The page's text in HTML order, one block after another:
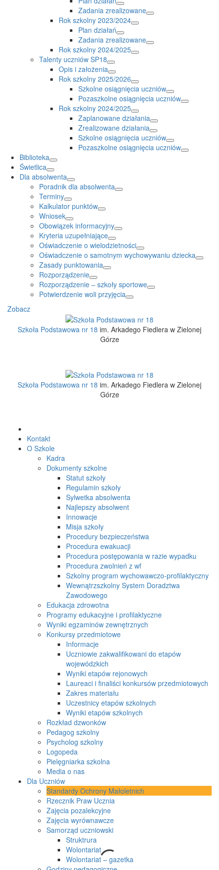
Zadania zrealizowane
Rok szkolny 2023/2024
Plan działań
Zadania zrealizowane
Rok szkolny 2024/2025
Talenty uczniów SP18
Opis i założenia
Rok szkolny 2025/2026
Szkolne osiągnięcia uczniów
Pozaszkolne osiągnięcia uczniów
Rok szkolny 2024/2025
Zaplanowane działania
Zrealizowane działania
Szkolne osiągnięcia uczniów
Pozaszkolne osiągnięcia uczniów
Biblioteka
Świetlica
Dla absolwenta
Poradnik dla absolwenta
Terminy
Kalkulator punktów
Wniosek
Obowiązek informacyjny
Kryteria uzupełniające
Oświadczenie o wielodzietności
Oświadczenie o samotnym wychowywaniu dziecka
Zasady punktowania
Rozporządzenie
Rozporządzenie – szkoły sportowe
Potwierdzenie woli przyjęcia
Zobacz
Szkoła Podstawowa nr 18 im. Arkadego Fiedlera w Zielonej
Górze
Szkoła Podstawowa nr 18 im. Arkadego Fiedlera w Zielonej
Górze
Kontakt
O Szkole
Kadra
Dokumenty szkolne
Statut szkoły
Regulamin szkoły
Sylwetka absolwenta
Najlepszy absolwent
Innowacje
Misja szkoły
Procedury bezpieczeństwa
Procedura ewakuacji
Procedura postępowania w razie wypadku
Procedura zwolnień z wf
Szkolny program wychowawczo-profilaktyczny
Wewnątrzszkolny System Doradztwa
Zawodowego
Edukacja zdrowotna
Programy edukacyjne i profilaktyczne
Wyniki egzaminów zewnętrznych
Konkursy przedmiotowe
Informacje
Uczniowie zakwalifikowani do etapów
wojewódzkich
Wyniki etapów rejonowych
Laureaci i finaliści konkursów przedmiotowych
Zakres materiału
Uczestnicy etapów szkolnych
Wyniki etapów szkolnych
Rozkład dzwonków
Pedagog szkolny
Psycholog szkolny
Logopeda
Pielęgniarka szkolna
Media o nas
Dla Uczniów
Standardy Ochrony Małoletnich
Rzecznik Praw Ucznia
Zajęcia pozalekcyjne
Zajęcia wyrównawcze
Samorząd uczniowski
Struktrura
Wolontariat
Wolontariat – gazetka